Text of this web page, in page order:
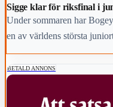
Sigge klar för riksfinal i
Under sommaren har
en av världens största
BETALD ANNONS